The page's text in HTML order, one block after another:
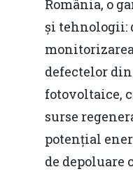
România, o
și tehnologii:
defectelor
fotovoltaice,
surse
potențial
de depoluare